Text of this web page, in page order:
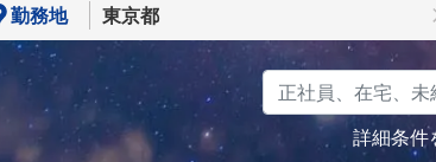
勤務地 東京都
詳細条件